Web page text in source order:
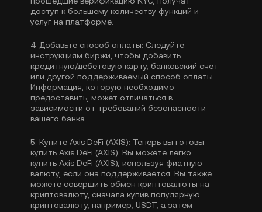
доступ к большему количеству функций и
услуг на платформе.
4. Добавьте способ оплаты: Следуйте
инструкциям биржи, чтобы добавить
кредитную/дебетовую карту, банковский счет
или другой поддерживаемый способ оплаты.
Информация, которую необходимо
предоставить, может отличаться в
зависимости от требований безопасности
вашего банка.
5. Купите Axis DeFi (AXIS): Теперь вы готовы
купить Axis DeFi (AXIS). Вы можете легко
купить Axis DeFi (AXIS), используя фиатную
валюту, если она поддерживается. Вы также
можете совершить обмен криптовалюты на
криптовалюту, сначала купив популярную
криптовалюту, например, USDT , а затем